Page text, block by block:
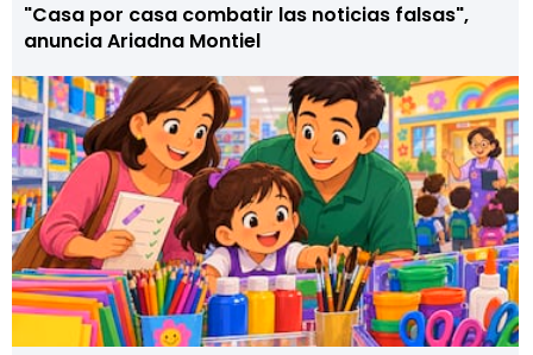
"Casa por casa combatir las noticias falsas",
anuncia Ariadna Montiel